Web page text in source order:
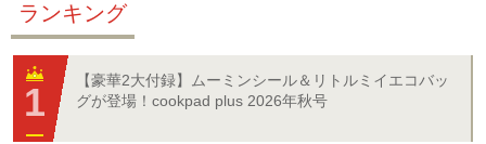
ランキング
【豪華2大付録】ムーミンシール＆リトルミイエコバッ
グが登場！cookpad plus 2026年秋号